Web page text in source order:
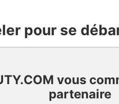
pour se
vous
partenaire